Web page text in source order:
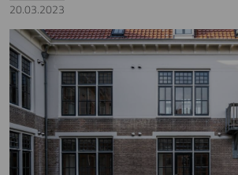
20.03.2023
Image